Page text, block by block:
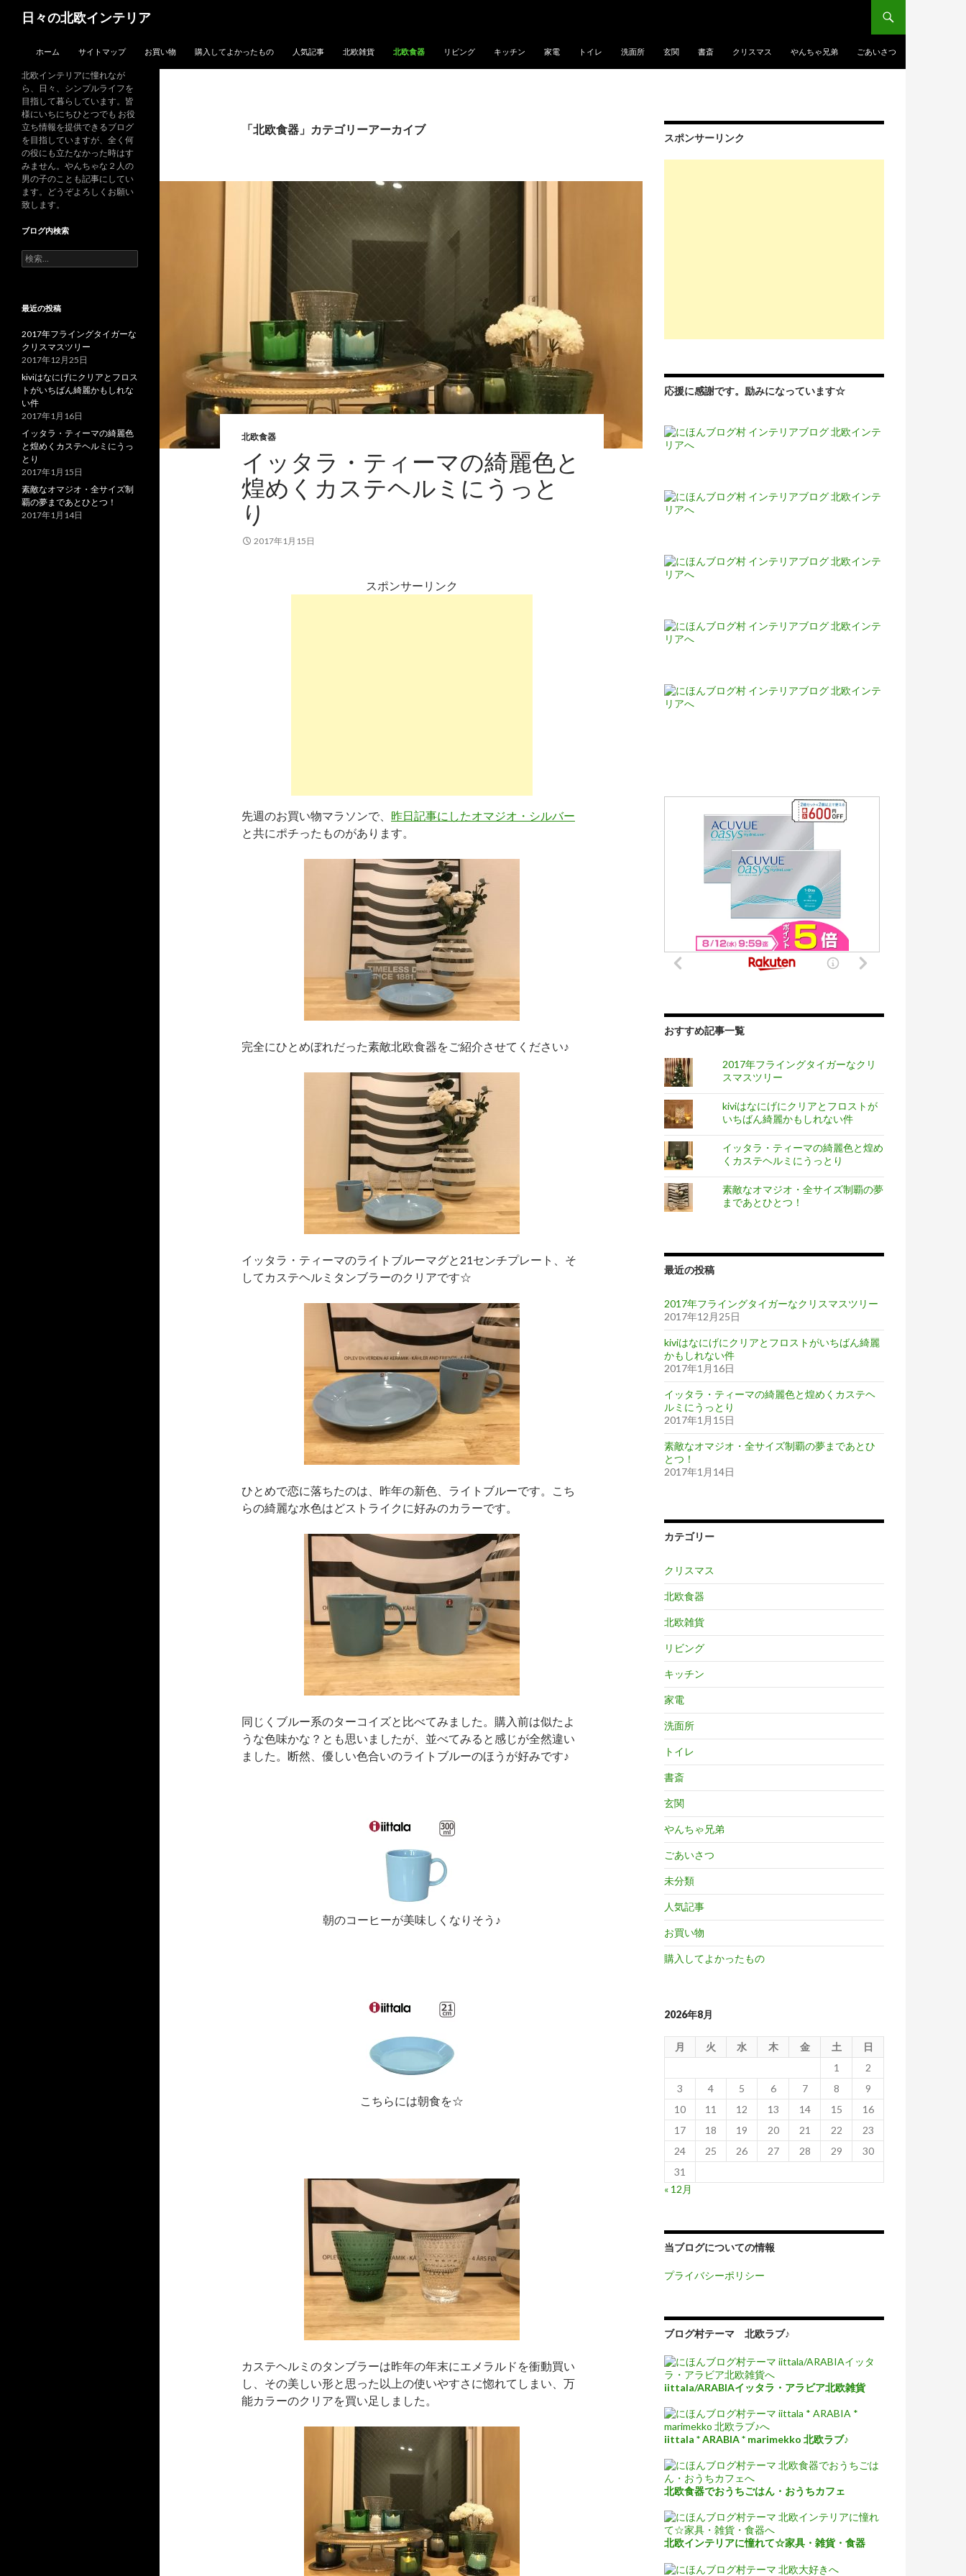
日々の北欧インテリア
ホーム
サイトマップ お買い物 購入してよかったもの 人気記事 北欧雑貨 北欧食器 リビング キッチン 家電 トイレ 洗面所 玄関 書斎 クリスマス やんちゃ兄弟 ごあいさつ
「北欧食器」カテゴリーアーカイブ
北欧食器
イッタラ・ティーマの綺麗色と
煌めくカステヘルミにうっと
り
2017年1月15日
スポンサーリンク
先週のお買い物マラソンで、 昨日記事にしたオマジオ・シルバー
と共にポチったものがあります。
完全にひとめぼれだった素敵北欧食器をご紹介させてください♪
イッタラ・ティーマのライトブルーマグと21センチプレート、そ
してカステヘルミタンブラーのクリアです☆
ひとめで恋に落ちたのは、昨年の新色、ライトブルーです。こち
らの綺麗な水色はどストライクに好みのカラーです。
同じくブルー系のターコイズと比べてみました。購入前は似たよ
うな色味かな？とも思いましたが、並べてみると感じが全然違い
ました。断然、優しい色合いのライトブルーのほうが好みです♪
朝のコーヒーが美味しくなりそう♪
こちらには朝食を☆
カステヘルミのタンブラーは昨年の年末にエメラルドを衝動買い
し、その美しい形と思った以上の使いやすさに惚れてしまい、万
能カラーのクリアを買い足しました。
スポンサーリンク
応援に感謝です。励みになっています☆
おすすめ記事一覧
2017年フライングタイガーなクリ
スマスツリー
kiviはなにげにクリアとフロストが
いちばん綺麗かもしれない件
イッタラ・ティーマの綺麗色と煌め
くカステヘルミにうっとり
素敵なオマジオ・全サイズ制覇の夢
まであとひとつ！
最近の投稿
2017年フライングタイガーなクリスマスツリー
2017年12月25日
kiviはなにげにクリアとフロストがいちばん綺麗
かもしれない件
2017年1月16日
イッタラ・ティーマの綺麗色と煌めくカステヘ
ルミにうっとり
2017年1月15日
素敵なオマジオ・全サイズ制覇の夢まであとひ
とつ！
2017年1月14日
カテゴリー
クリスマス
北欧食器
北欧雑貨
リビング
キッチン
家電
洗面所
トイレ
書斎
玄関
やんちゃ兄弟
ごあいさつ
未分類
人気記事
お買い物
購入してよかったもの
2026年8月
月 火 水 木 金 土
日
1
2
3
4 5 6 7 8
9
10
11 12 13 14 15
16
17
18 19 20 21 22
23
24
25 26 27 28 29
30
31
« 12月
当ブログについての情報
プライバシーポリシー
ブログ村テーマ 北欧ラブ♪
iittala/ARABIAイッタラ・アラビア北欧雑貨
iittala * ARABIA * marimekko 北欧ラブ♪
北欧食器でおうちごはん・おうちカフェ
北欧インテリアに憧れて☆家具・雑貨・食器
北欧インテリアに憧れなが
ら、日々、シンプルライフを
目指して暮らしています。皆
様にいちにちひとつでも お役
立ち情報を提供できるブログ
を目指していますが、全く何
の役にも立たなかった時はす
みません。やんちゃな２人の
男の子のことも記事にしてい
ます。どうぞよろしくお願い
致します。
ブログ内検索
検
索:
最近の投稿
2017年フライングタイガーな
クリスマスツリー
2017年12月25日
kiviはなにげにクリアとフロス
トがいちばん綺麗かもしれな
い件
2017年1月16日
イッタラ・ティーマの綺麗色
と煌めくカステヘルミにうっ
とり
2017年1月15日
素敵なオマジオ・全サイズ制
覇の夢まであとひとつ！
2017年1月14日